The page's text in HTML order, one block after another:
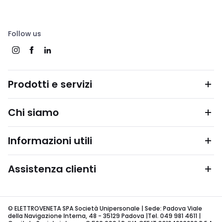
Follow us
Prodotti e servizi
Chi siamo
Informazioni utili
Assistenza clienti
© ELETTROVENETA SPA Società Unipersonale | Sede: Padova Viale
della Navigazione Interna, 48 - 35129 Padova |Tel. 049 981 4611 |